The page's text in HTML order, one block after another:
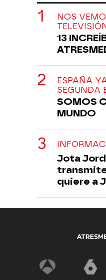
NOS
13
ESPAÑA
SEGUNDA
SOMOS
MUNDO
Jota
quiere a